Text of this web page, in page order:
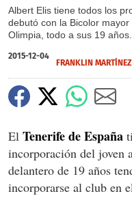
Albert Elis tiene todos los
debutó con la Bicolor
Olimpia, todo a sus 19 años.
2015-12-04
FRANKLIN MARTÍNEZ
El Tenerife de España
incorporación del joven
delantero de 19 años
incorporarse al club en